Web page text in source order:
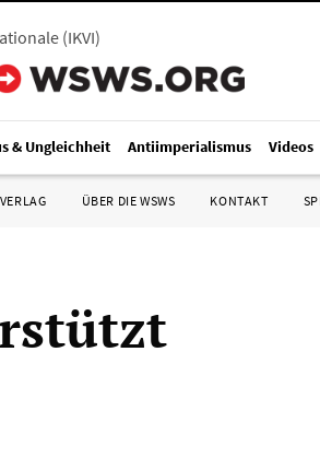
(IKVI)
& Ungleichheit Antiimperialismus Videos
ÜBER DIE WSWS KONTAKT